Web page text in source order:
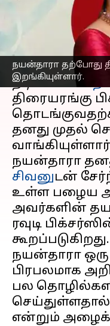
நயன்தாரா தற்போது
இறங்கியுள்ளார்.
Sindhuja SM
செய்தி முன்னோட்டம்
நடிகையான
திரையரங்கு
தனது முதல்
நயன்தாரா
சிவனுடன்
உள்ள பழைய
அவர்களின்
ரவுடி
கூறப்படுகிறது.
நயன்தாரா
பிரபலமாக
பல
என்றும்